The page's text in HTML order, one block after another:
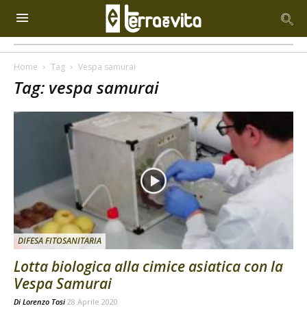
Home Tag Vespa samurai
Tag: vespa samurai
DIFESA FITOSANITARIA
Lotta biologica alla cimice asiatica con la
Vespa Samurai
Di Lorenzo Tosi 28 Aprile 2020